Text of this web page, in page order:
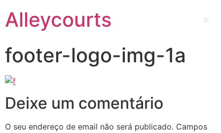
Alleycourts
footer-logo-img-1a
Deixe um comentário
O seu endereço de email não será publicado. Campos